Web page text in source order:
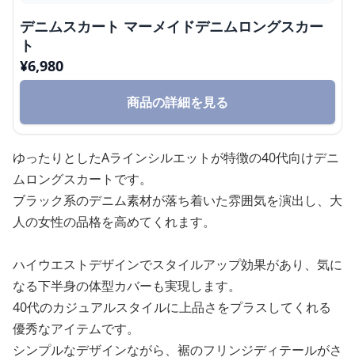
デニムスカート マーメイドデニムロングスカー
ト
¥6,980
商品の詳細を見る
ゆったりとしたAラインシルエットが特徴の40代向けデニ
ムロングスカートです。
ブラック系のデニム素材が落ち着いた雰囲気を演出し、大
人の女性の品格を高めてくれます。
ハイウエストデザインでスタイルアップ効果があり、気に
なる下半身の体型カバーも実現します。
40代のカジュアルスタイルに上品さをプラスしてくれる
優秀なアイテムです。
シンプルなデザインながら、裾のフリンジディテールがさ